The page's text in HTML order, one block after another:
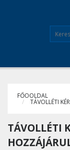
FŐOOLDAL
TÁVOLLÉTI
TÁVOLLÉTI